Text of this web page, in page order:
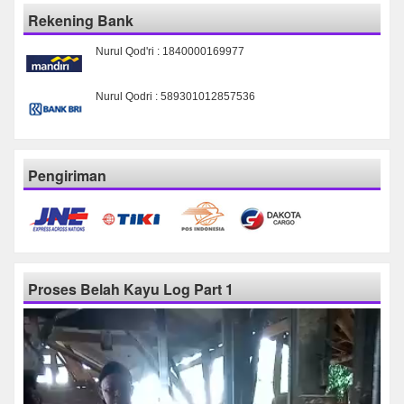
Rekening Bank
Nurul Qod'ri : 1840000169977
Nurul Qodri : 589301012857536
Pengiriman
Proses Belah Kayu Log Part 1
Pemutar
Video